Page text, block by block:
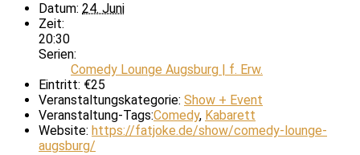
Datum: 24. Juni
Zeit:
20:30
Serien:
Comedy Lounge Augsburg | f. Erw.
Eintritt: €25
Veranstaltungskategorie: Show + Event
Veranstaltung-Tags:Comedy, Kabarett
Website: https://fatjoke.de/show/comedy-lounge-
augsburg/